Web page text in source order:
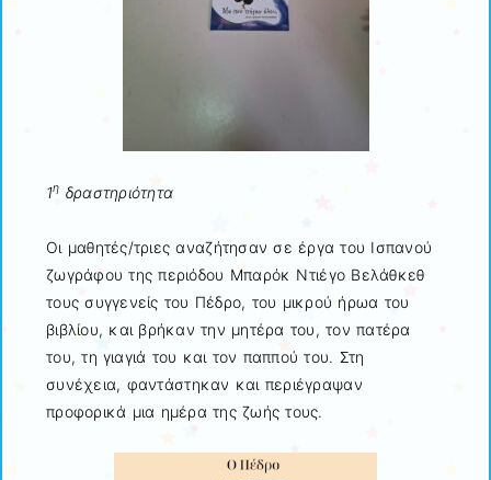
1η δραστηριότητα
Οι μαθητές/τριες αναζήτησαν σε έργα του Ισπανού
ζωγράφου της περιόδου Μπαρόκ Ντιέγο Βελάθκεθ
τους συγγενείς του Πέδρο, του μικρού ήρωα του
βιβλίου, και βρήκαν την μητέρα του, τον πατέρα
του, τη γιαγιά του και τον παππού του. Στη
συνέχεια, φαντάστηκαν και περιέγραψαν
προφορικά μια ημέρα της ζωής τους.